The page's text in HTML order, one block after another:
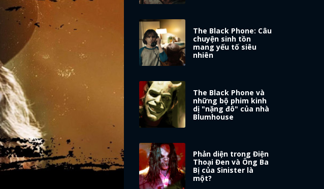
The Black Phone: Câu
chuyện sinh tồn
mang yếu tố siêu
nhiên
The Black Phone và
những bộ phim kinh
dị "nặng đô" của nhà
Blumhouse
Phản diện trong Điện
Thoại Đen và Ông Ba
Bị của Sinister là
một?